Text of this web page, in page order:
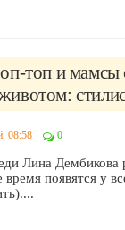
топ и мамсы
08:58 0
Лина Дембикова
появятся у